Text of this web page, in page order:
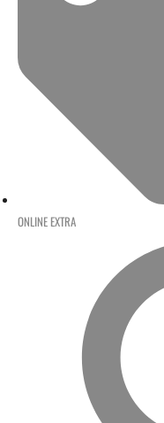
ONLINE EXTRA